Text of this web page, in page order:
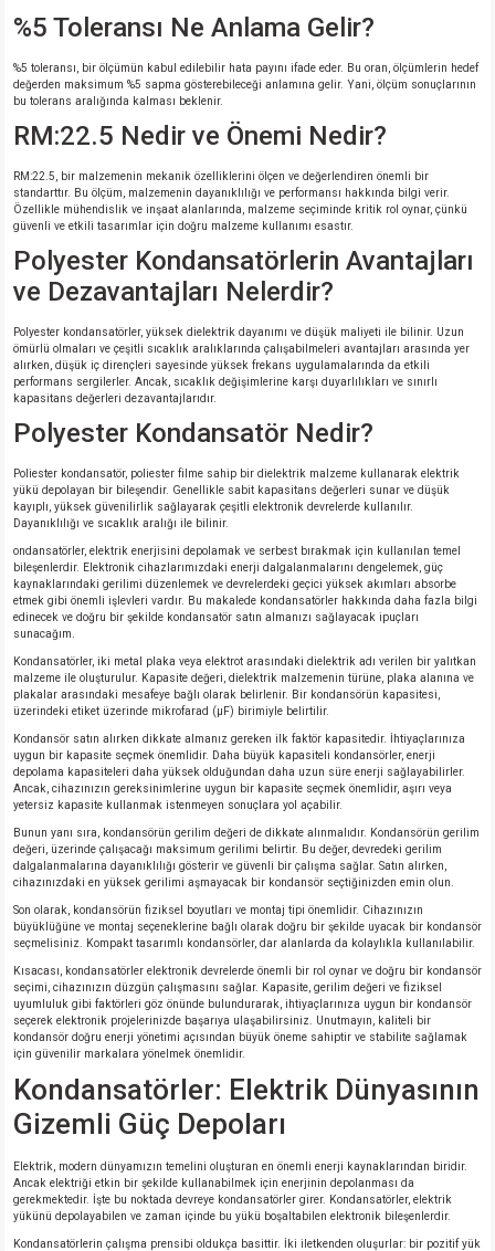
%5 Toleransı Ne Anlama Gelir?
%5 toleransı, bir ölçümün kabul edilebilir hata payını ifade eder. Bu oran, ölçümlerin hedef
değerden maksimum %5 sapma gösterebileceği anlamına gelir. Yani, ölçüm sonuçlarının
bu tolerans aralığında kalması beklenir.
RM:22.5 Nedir ve Önemi Nedir?
RM:22.5, bir malzemenin mekanik özelliklerini ölçen ve değerlendiren önemli bir
standarttır. Bu ölçüm, malzemenin dayanıklılığı ve performansı hakkında bilgi verir.
Özellikle mühendislik ve inşaat alanlarında, malzeme seçiminde kritik rol oynar, çünkü
güvenli ve etkili tasarımlar için doğru malzeme kullanımı esastır.
Polyester Kondansatörlerin Avantajları
ve Dezavantajları Nelerdir?
Polyester kondansatörler, yüksek dielektrik dayanımı ve düşük maliyeti ile bilinir. Uzun
ömürlü olmaları ve çeşitli sıcaklık aralıklarında çalışabilmeleri avantajları arasında yer
alırken, düşük iç dirençleri sayesinde yüksek frekans uygulamalarında da etkili
performans sergilerler. Ancak, sıcaklık değişimlerine karşı duyarlılıkları ve sınırlı
kapasitans değerleri dezavantajlarıdır.
Polyester Kondansatör Nedir?
Poliester kondansatör, poliester filme sahip bir dielektrik malzeme kullanarak elektrik
yükü depolayan bir bileşendir. Genellikle sabit kapasitans değerleri sunar ve düşük
kayıplı, yüksek güvenilirlik sağlayarak çeşitli elektronik devrelerde kullanılır.
Dayanıklılığı ve sıcaklık aralığı ile bilinir.
ondansatörler, elektrik enerjisini depolamak ve serbest bırakmak için kullanılan temel
bileşenlerdir. Elektronik cihazlarımızdaki enerji dalgalanmalarını dengelemek, güç
kaynaklarındaki gerilimi düzenlemek ve devrelerdeki geçici yüksek akımları absorbe
etmek gibi önemli işlevleri vardır. Bu makalede kondansatörler hakkında daha fazla bilgi
edinecek ve doğru bir şekilde kondansatör satın almanızı sağlayacak ipuçları
sunacağım.
Kondansatörler, iki metal plaka veya elektrot arasındaki dielektrik adı verilen bir yalıtkan
malzeme ile oluşturulur. Kapasite değeri, dielektrik malzemenin türüne, plaka alanına ve
plakalar arasındaki mesafeye bağlı olarak belirlenir. Bir kondansörün kapasitesi,
üzerindeki etiket üzerinde mikrofarad (μF) birimiyle belirtilir.
Kondansör satın alırken dikkate almanız gereken ilk faktör kapasitedir. İhtiyaçlarınıza
uygun bir kapasite seçmek önemlidir. Daha büyük kapasiteli kondansörler, enerji
depolama kapasiteleri daha yüksek olduğundan daha uzun süre enerji sağlayabilirler.
Ancak, cihazınızın gereksinimlerine uygun bir kapasite seçmek önemlidir, aşırı veya
yetersiz kapasite kullanmak istenmeyen sonuçlara yol açabilir.
Bunun yanı sıra, kondansörün gerilim değeri de dikkate alınmalıdır. Kondansörün gerilim
değeri, üzerinde çalışacağı maksimum gerilimi belirtir. Bu değer, devredeki gerilim
dalgalanmalarına dayanıklılığı gösterir ve güvenli bir çalışma sağlar. Satın alırken,
cihazınızdaki en yüksek gerilimi aşmayacak bir kondansör seçtiğinizden emin olun.
Son olarak, kondansörün fiziksel boyutları ve montaj tipi önemlidir. Cihazınızın
büyüklüğüne ve montaj seçeneklerine bağlı olarak doğru bir şekilde uyacak bir kondansör
seçmelisiniz. Kompakt tasarımlı kondansörler, dar alanlarda da kolaylıkla kullanılabilir.
Kısacası, kondansatörler elektronik devrelerde önemli bir rol oynar ve doğru bir kondansör
seçimi, cihazınızın düzgün çalışmasını sağlar. Kapasite, gerilim değeri ve fiziksel
uyumluluk gibi faktörleri göz önünde bulundurarak, ihtiyaçlarınıza uygun bir kondansör
seçerek elektronik projelerinizde başarıya ulaşabilirsiniz. Unutmayın, kaliteli bir
kondansör doğru enerji yönetimi açısından büyük öneme sahiptir ve stabilite sağlamak
için güvenilir markalara yönelmek önemlidir.
Kondansatörler: Elektrik Dünyasının
Gizemli Güç Depoları
Elektrik, modern dünyamızın temelini oluşturan en önemli enerji kaynaklarından biridir.
Ancak elektriği etkin bir şekilde kullanabilmek için enerjinin depolanması da
gerekmektedir. İşte bu noktada devreye kondansatörler girer. Kondansatörler, elektrik
yükünü depolayabilen ve zaman içinde bu yükü boşaltabilen elektronik bileşenlerdir.
Kondansatörlerin çalışma prensibi oldukça basittir. İki iletkenden oluşurlar: bir pozitif yük